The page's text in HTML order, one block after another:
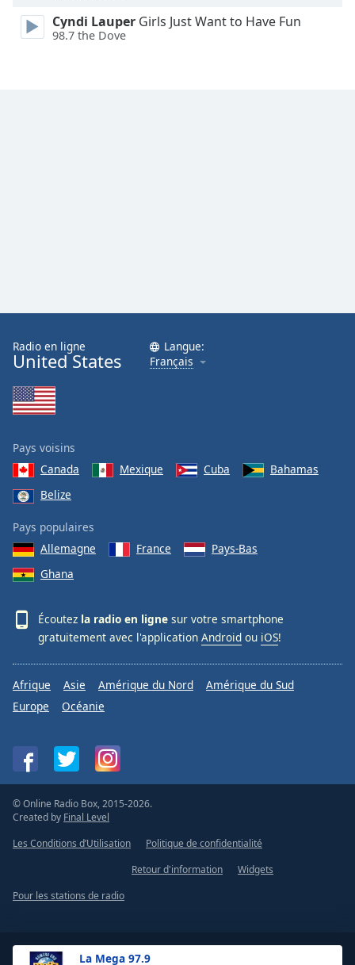
Dialog
End
La Mega 97.9
Cyndi Lauper Girls Just Want to Have Fun
98.7 the Dove
Radio en ligne
United States
Langue:
Français
Pays voisins
Canada
Mexique Cuba
Bahamas
Belize
Pays populaires
Allemagne
France
Pays-Bas
Ghana
Écoutez la radio en ligne sur votre smartphone
gratuitement avec l'application Android ou iOS!
Afrique Asie Amérique du Nord
Amérique du Sud
Europe
Océanie
© Online Radio Box, 2015-2026.
Created by Final Level
Les Conditions d’Utilisation
Politique de confidentialité
Retour d'information
Widgets
Pour les stations de radio